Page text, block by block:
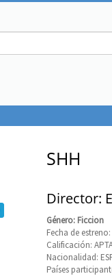
SHH
Director:
Género: Ficcion
Fecha de estreno:
Calificación:
Nacionalidad:
Países